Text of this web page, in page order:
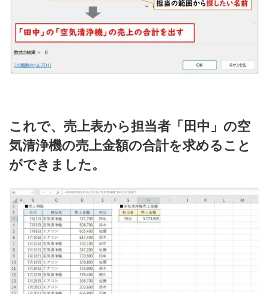
これで、売上表から担当者「田中」の空
気清浄機の売上金額の合計を求めること
ができました。